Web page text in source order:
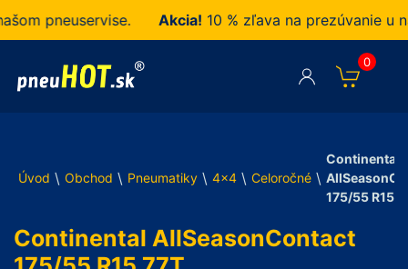
pneuservise. Akcia!10 % zľava na prezúvanie u nás
0
Úvod \ Obchod \ Pneumatiky \ 4x4 \ Celoročné \
Continental
175/55 R15
Continental AllSeasonContact